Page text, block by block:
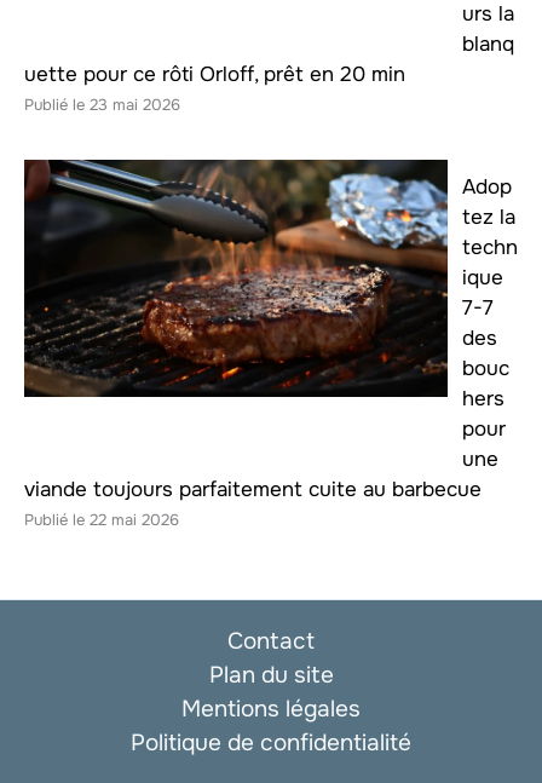
urs la
blanq
uette pour ce rôti Orloff, prêt en 20 min
23 mai 2026
Adop
tez la
techn
ique
7-7
des
bouc
hers
pour
une
viande toujours parfaitement cuite au barbecue
22 mai 2026
Contact
Plan du site
Mentions légales
Politique de confidentialité